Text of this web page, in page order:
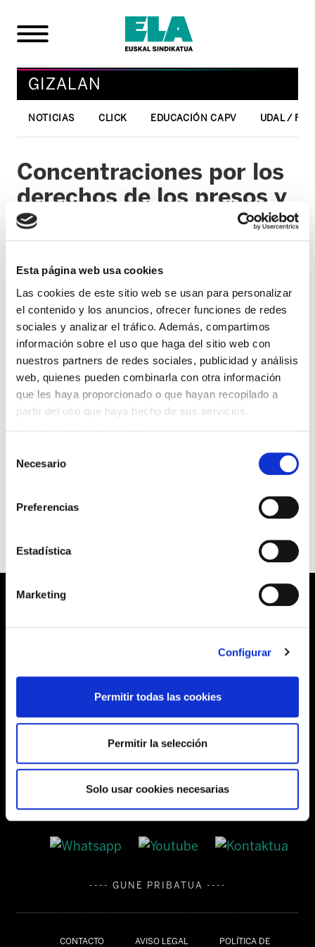
Esta página web usa cookies
Las cookies de este sitio web se usan para personalizar
el contenido y los anuncios, ofrecer funciones de redes
sociales y analizar el tráfico. Además, compartimos
información sobre el uso que haga del sitio web con
nuestros partners de redes sociales, publicidad y análisis
web, quienes pueden combinarla con otra información
que les haya proporcionado o que hayan recopilado a
partir del uso que haya hecho de sus servicios.
Necesario
Preferencias
Estadística
Marketing
Configurar
Permitir todas las cookies
Permitir la selección
Solo usar cookies necesarias
GIZALAN
NOTICIAS CLICK EDUCACIÓN CAPV UDAL /
Concentraciones por los
derechos de los presos y
presas vascas
El 29 de febrero será el último viernes del
mes. Por lo tanto, organizadas por
Etxerat, habrá concentraciones en los
pueblos y ciudades de Euskal Herria por
los derechos de los presos y presas
vascas.
concentraciones a los militantes y a la
CONTACTO AVISO LEGAL POLÍTICA DE
Tel:944 03 77 00
---- GUNE PRIBATUA ----